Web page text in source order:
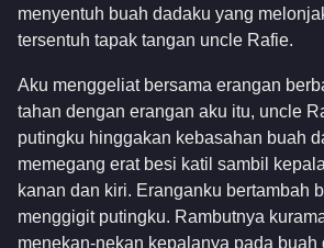
menyentuh buah dadaku yang
tersentuh tapak tangan uncle Rafie.
Aku menggeliat bersama erangan
tahan dengan erangan aku itu, uncle
putingku hinggakan kebasahan buah
memegang erat besi katil sambil
kanan dan kiri. Eranganku bertambah
menggigit putingku. Rambutnya
menekan-nekan kepalanya pada buah